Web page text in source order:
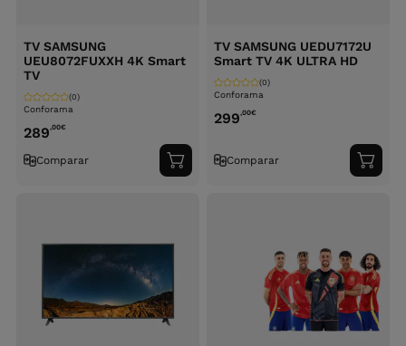
TV SAMSUNG
UEU8072FUXXH 4K Smart
TV
Conforama
(0)
289,00€
Comparar
Adicionar
ao
TV SAMSUNG UEDU7172U
Smart TV 4K ULTRA HD
Conforama
(0)
299,00€
Comparar
ao